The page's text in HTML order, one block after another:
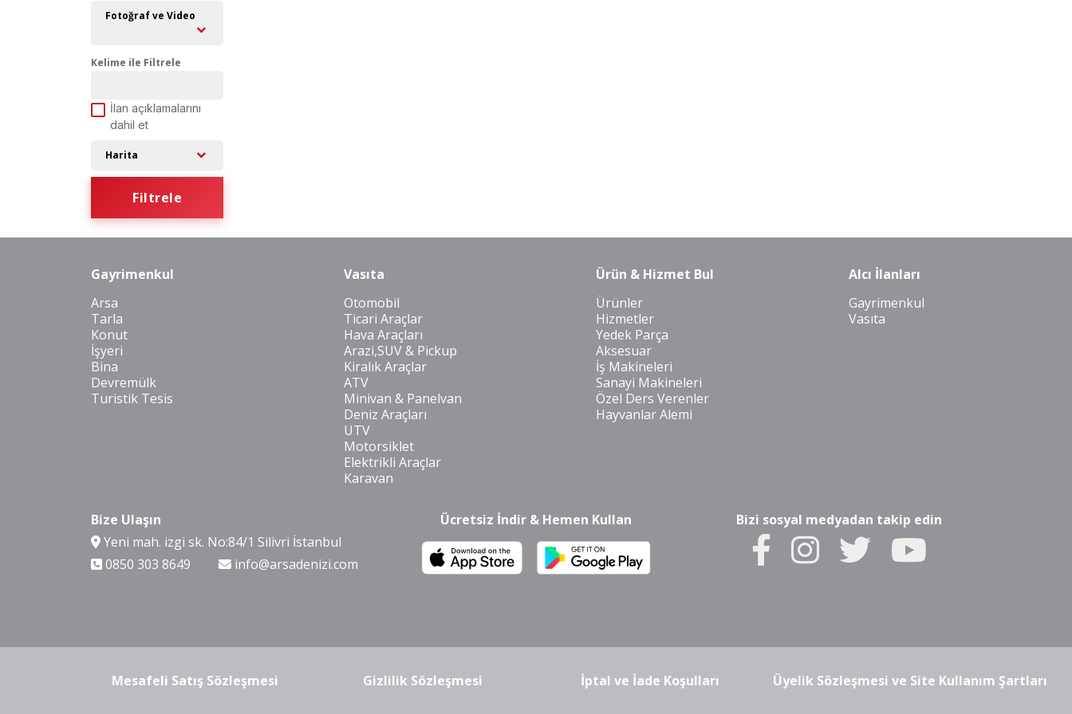
Fotoğraf ve Video
Kelime ile Filtrele
İlan açıklamalarını
dahil et
Harita
Filtrele
Gayrimenkul
Arsa
Tarla
Konut
İşyeri
Bina
Devremülk
Turistik Tesis
Vasıta
Otomobil
Ticari Araçlar
Hava Araçları
Arazi,SUV & Pickup
Kiralık Araçlar
ATV
Minivan & Panelvan
Deniz Araçları
UTV
Motorsiklet
Elektrikli Araçlar
Karavan
Ürün & Hizmet Bul
Ürünler
Hizmetler
Yedek Parça
Aksesuar
İş Makineleri
Sanayi Makineleri
Özel Ders Verenler
Hayvanlar Alemi
Alcı İlanları
Gayrimenkul
Vasıta
Bize Ulaşın
Yeni mah. izgi sk. No:84/1 Silivri İstanbul
0850 303 8649
info@arsadenizi.com
Ücretsiz İndir & Hemen Kullan Bizi sosyal medyadan takip edin
Mesafeli Satış Sözleşmesi Gizlilik Sözleşmesi İptal ve İade Koşulları Üyelik Sözleşmesi ve Site Kullanım Şartları